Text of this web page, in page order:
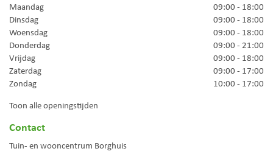
Maandag
09:00 - 18:00
Dinsdag
09:00 - 18:00
Woensdag
09:00 - 18:00
Donderdag
09:00 - 21:00
Vrijdag
09:00 - 18:00
Zaterdag
09:00 - 17:00
Zondag
10:00 - 17:00
Toon alle openingstijden
Contact
Tuin- en wooncentrum Borghuis